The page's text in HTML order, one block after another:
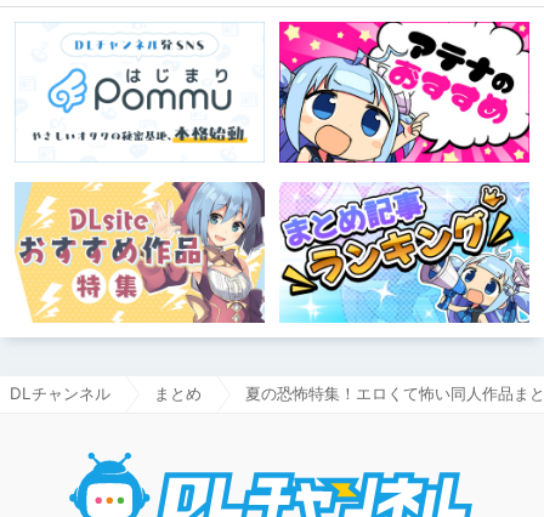
DLチャンネル まとめ 夏の恐怖特集！エロくて怖い同人作品ま